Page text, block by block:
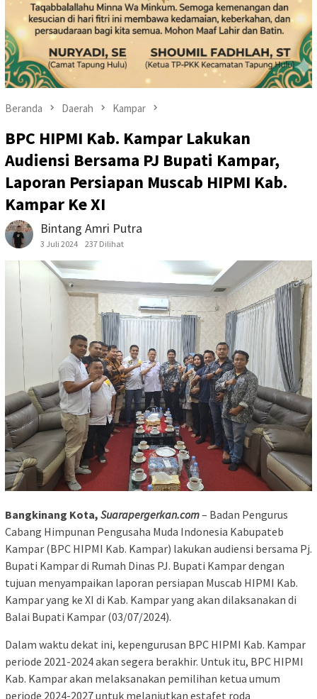
Beranda Daerah Kampar
BPC HIPMI Kab. Kampar Lakukan
Audiensi Bersama PJ Bupati Kampar,
Laporan Persiapan Muscab HIPMI Kab.
Kampar Ke XI
Bintang Amri Putra
3 Juli 2024 237 Dilihat
Bangkinang Kota, Suarapergerkan.com– Badan Pengurus
Cabang Himpunan Pengusaha Muda Indonesia Kabupateb
Kampar (BPC HIPMI Kab. Kampar) lakukan audiensi bersama Pj.
Bupati Kampar di Rumah Dinas PJ. Bupati Kampar dengan
tujuan menyampaikan laporan persiapan Muscab HIPMI Kab.
Kampar yang ke XI di Kab. Kampar yang akan dilaksanakan di
Balai Bupati Kampar (03/07/2024).
Dalam waktu dekat ini, kepengurusan BPC HIPMI Kab. Kampar
periode 2021-2024 akan segera berakhir. Untuk itu, BPC HIPMI
Kab. Kampar akan melaksanakan pemilihan ketua umum
periode 2024-2027 untuk melanjutkan estafet roda